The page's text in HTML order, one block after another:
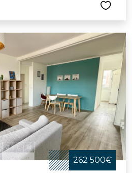
262 500€